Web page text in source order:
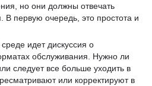
но они должны отвечать
первую очередь, это простота и
идет дискуссия о
обслуживания. Нужно ли
следует все больше уходить в
или корректируют в